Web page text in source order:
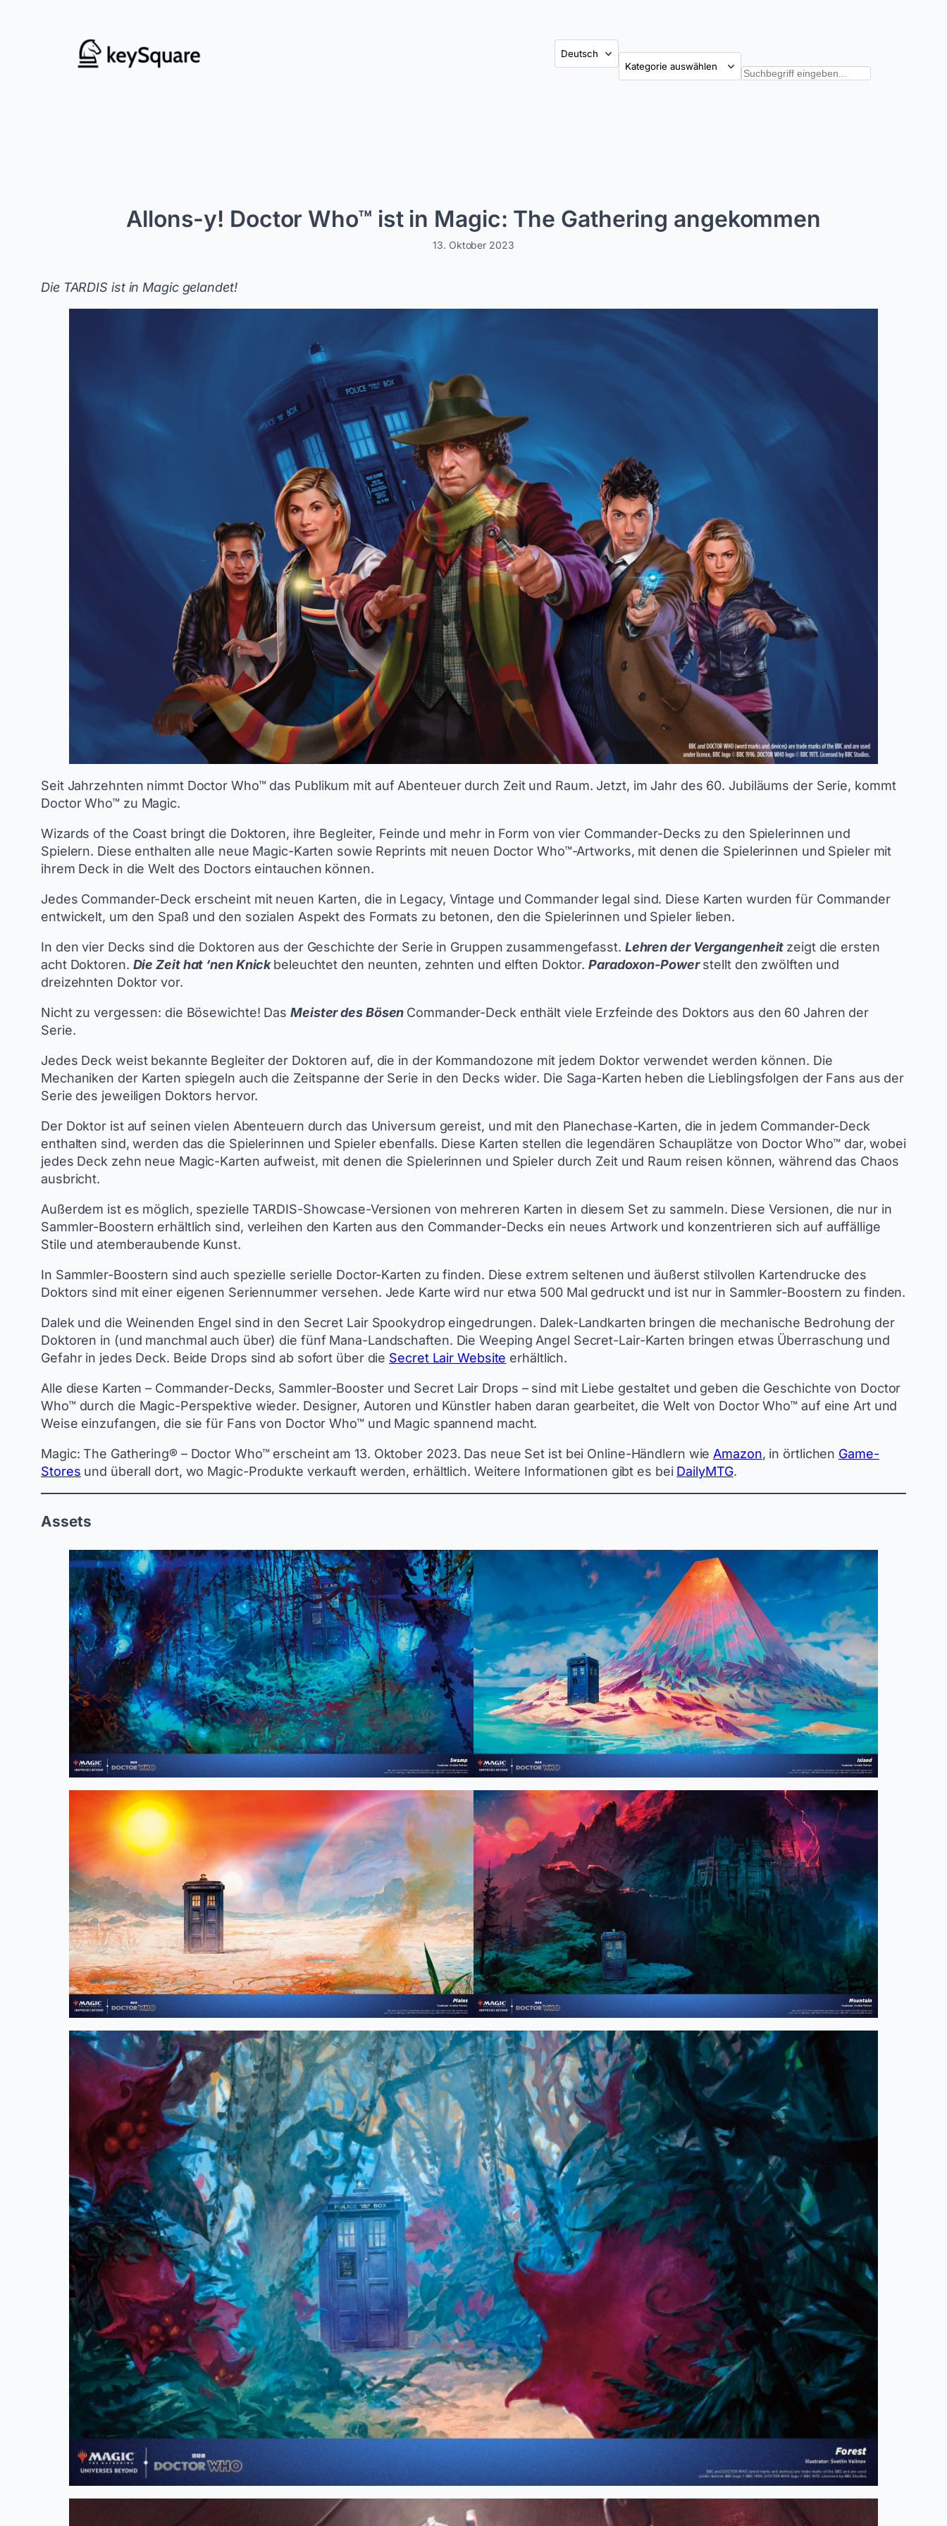
Suchen
Allons-y! Doctor Who™ ist in Magic: The Gathering angekommen
13. Oktober 2023
Die TARDIS ist in Magic gelandet!
Seit Jahrzehnten nimmt Doctor Who™ das Publikum mit auf Abenteuer durch Zeit und Raum. Jetzt, im Jahr des 60. Jubiläums der Serie, kommt
Doctor Who™ zu Magic.
Wizards of the Coast bringt die Doktoren, ihre Begleiter, Feinde und mehr in Form von vier Commander-Decks zu den Spielerinnen und
Spielern. Diese enthalten alle neue Magic-Karten sowie Reprints mit neuen Doctor Who™-Artworks, mit denen die Spielerinnen und Spieler mit
ihrem Deck in die Welt des Doctors eintauchen können.
Jedes Commander-Deck erscheint mit neuen Karten, die in Legacy, Vintage und Commander legal sind. Diese Karten wurden für Commander
entwickelt, um den Spaß und den sozialen Aspekt des Formats zu betonen, den die Spielerinnen und Spieler lieben.
In den vier Decks sind die Doktoren aus der Geschichte der Serie in Gruppen zusammengefasst. Lehren der Vergangenheit zeigt die ersten
acht Doktoren. Die Zeit hat ‘nen Knickbeleuchtet den neunten, zehnten und elften Doktor.Paradoxon-Powerstellt den zwölften und
dreizehnten Doktor vor.
Nicht zu vergessen: die Bösewichte! Das Meister des Bösen Commander-Deck enthält viele Erzfeinde des Doktors aus den 60 Jahren der
Serie.
Jedes Deck weist bekannte Begleiter der Doktoren auf, die in der Kommandozone mit jedem Doktor verwendet werden können. Die
Mechaniken der Karten spiegeln auch die Zeitspanne der Serie in den Decks wider. Die Saga-Karten heben die Lieblingsfolgen der Fans aus der
Serie des jeweiligen Doktors hervor.
Der Doktor ist auf seinen vielen Abenteuern durch das Universum gereist, und mit den Planechase-Karten, die in jedem Commander-Deck
enthalten sind, werden das die Spielerinnen und Spieler ebenfalls. Diese Karten stellen die legendären Schauplätze von Doctor Who™ dar, wobei
jedes Deck zehn neue Magic-Karten aufweist, mit denen die Spielerinnen und Spieler durch Zeit und Raum reisen können, während das Chaos
ausbricht.
Außerdem ist es möglich, spezielle TARDIS-Showcase-Versionen von mehreren Karten in diesem Set zu sammeln. Diese Versionen, die nur in
Sammler-Boostern erhältlich sind, verleihen den Karten aus den Commander-Decks ein neues Artwork und konzentrieren sich auf auffällige
Stile und atemberaubende Kunst.
In Sammler-Boostern sind auch spezielle serielle Doctor-Karten zu finden. Diese extrem seltenen und äußerst stilvollen Kartendrucke des
Doktors sind mit einer eigenen Seriennummer versehen. Jede Karte wird nur etwa 500 Mal gedruckt und ist nur in Sammler-Boostern zu finden.
Dalek und die Weinenden Engel sind in den Secret Lair Spookydrop eingedrungen. Dalek-Landkarten bringen die mechanische Bedrohung der
Doktoren in (und manchmal auch über) die fünf Mana-Landschaften. Die Weeping Angel Secret-Lair-Karten bringen etwas Überraschung und
Gefahr in jedes Deck. Beide Drops sind ab sofort über die Secret Lair Website erhältlich.
Alle diese Karten – Commander-Decks, Sammler-Booster und Secret Lair Drops – sind mit Liebe gestaltet und geben die Geschichte von Doctor
Who™ durch die Magic-Perspektive wieder. Designer, Autoren und Künstler haben daran gearbeitet, die Welt von Doctor Who™ auf eine Art und
Weise einzufangen, die sie für Fans von Doctor Who™ und Magic spannend macht.
Magic: The Gathering® – Doctor Who™ erscheint am 13. Oktober 2023. Das neue Set ist bei Online-Händlern wie Amazon, in örtlichen Game-
Stores und überall dort, wo Magic-Produkte verkauft werden, erhältlich. Weitere Informationen gibt es bei DailyMTG.
Assets